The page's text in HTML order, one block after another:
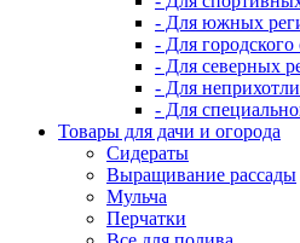
- Для южных
- Для городского
- Для северных
- Для
- Для
Товары для дачи и огорода
Сидераты
Выращивание рассады
Мульча
Перчатки